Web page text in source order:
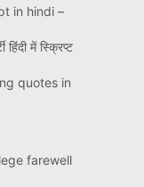
in hindi –
हिंदी में स्क्रिप्ट
quotes in
farewell